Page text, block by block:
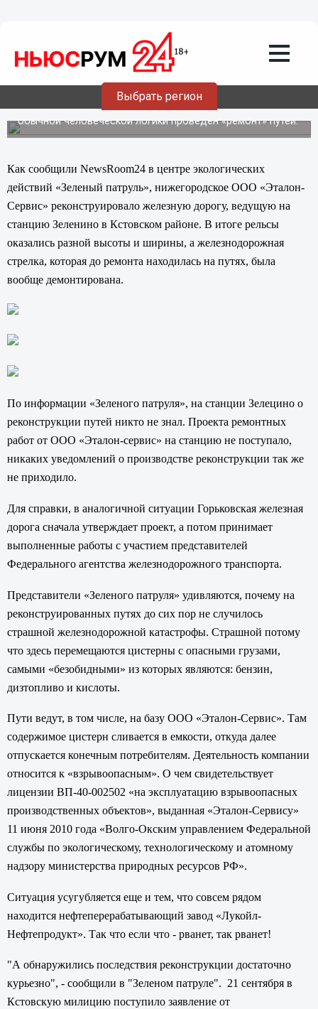
Выбрать регион
реконструировал железную дорогу:
пропала стрелка, а рельсы теперь
разной высоты
В Нижегородской области возле станции Зелецино,
всего в полу километре от нефтеперерабатывающего
комплекса «Лукойл-Нефтепродукт» с нарушениями
обычной человеческой логики проведен «ремонт» путей.
Как сообщили NewsRoom24 в центре экологических
действий «Зеленый патруль», нижегородское ООО «Эталон-
Сервис» реконструировало железную дорогу, ведущую на
станцию Зеленино в Кстовском районе. В итоге рельсы
оказались разной высоты и ширины, а железнодорожная
стрелка, которая до ремонта находилась на путях, была
вообще демонтирована.
По информации «Зеленого патруля», на станции Зелецино о
реконструкции путей никто не знал. Проекта ремонтных
работ от ООО «Эталон-сервис» на станцию не поступало,
никаких уведомлений о производстве реконструкции так же
не приходило.
Для справки, в аналогичной ситуации Горьковская железная
дорога сначала утверждает проект, а потом принимает
выполненные работы с участием представителей
Федерального агентства железнодорожного транспорта.
Представители «Зеленого патруля» удивляются, почему на
реконструированных путях до сих пор не случилось
страшной железнодорожной катастрофы. Страшной потому
что здесь перемещаются цистерны с опасными грузами,
самыми «безобидными» из которых являются: бензин,
дизтопливо и кислоты.
Пути ведут, в том числе, на базу ООО «Эталон-Сервис». Там
содержимое цистерн сливается в емкости, откуда далее
отпускается конечным потребителям. Деятельность компании
относится к «взрывоопасным». О чем свидетельствует
лицензии ВП-40-002502 «на эксплуатацию взрывоопасных
производственных объектов», выданная «Эталон-Сервису»
11 июня 2010 года «Волго-Окским управлением Федеральной
службы по экологическому, технологическому и атомному
надзору министерства природных ресурсов РФ».
Ситуация усугубляется еще и тем, что совсем рядом
находится нефтеперерабатывающий завод «Лукойл-
Нефтепродукт». Так что если что - рванет, так рванет!
"А обнаружились последствия реконструкции достаточно
курьезно", - сообщили в "Зеленом патруле". 21 сентября в
Кстовскую милицию поступило заявление от